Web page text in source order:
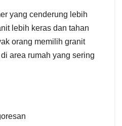
yang cenderung lebih
lebih keras dan tahan
orang memilih granit
area rumah yang sering